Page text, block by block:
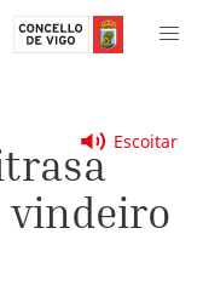
Escoitar
vindeiro